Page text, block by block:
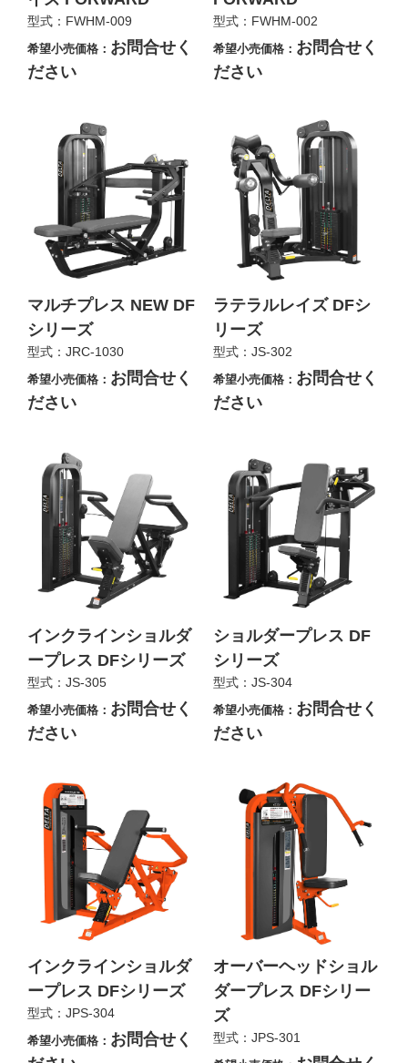
型式：FWHM-009
希望小売価格： お問合せく
ださい
型式：FWHM-002
希望小売価格： お問合せく
ださい
マルチプレス NEW DF
シリーズ
型式：JRC-1030
希望小売価格： お問合せく
ださい
ラテラルレイズ DFシ
リーズ
型式：JS-302
希望小売価格： お問合せく
ださい
インクラインショルダ
ープレス DFシリーズ
型式：JS-305
希望小売価格： お問合せく
ださい
ショルダープレス DF
シリーズ
型式：JS-304
希望小売価格： お問合せく
ださい
インクラインショルダ
ープレス DFシリーズ
型式：JPS-304
希望小売価格： お問合せく
オーバーヘッドショル
ダープレス DFシリー
ズ
型式：JPS-301